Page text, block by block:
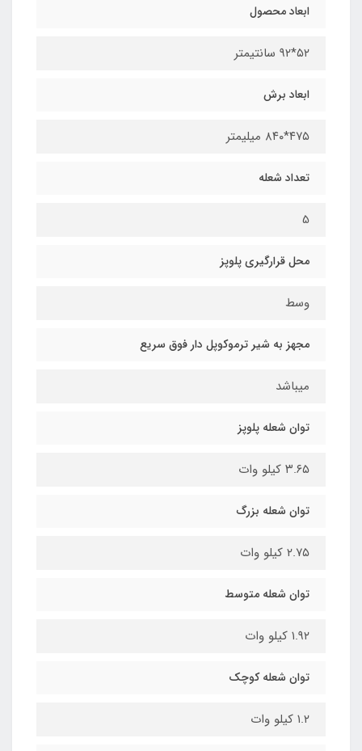
ابعاد محصول
۵۲*۹۲ سانتیمتر
ابعاد برش
۴۷۵*۸۴۰ میلیمتر
تعداد شعله
5
محل قرارگیری پلوپز
وسط
مجهز به شیر ترموکوپل دار فوق سریع
میباشد
توان شعله پلوپز
۳.۶۵ کیلو وات
توان شعله بزرگ
۲.۷۵ کیلو وات
توان شعله متوسط
۱.۹۲ کیلو وات
توان شعله کوچک
۱.۲ کیلو وات